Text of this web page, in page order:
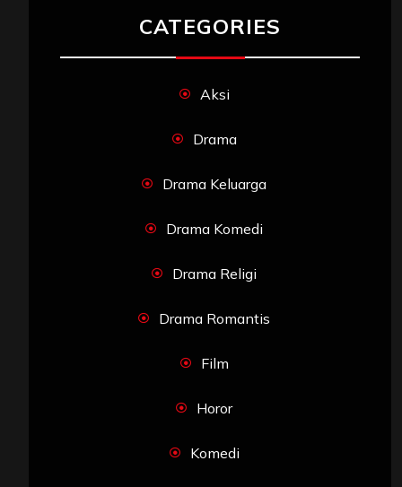
CATEGORIES
Aksi
Drama
Drama Keluarga
Drama Komedi
Drama Religi
Drama Romantis
Film
Horor
Komedi